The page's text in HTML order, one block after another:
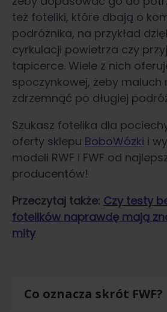
też foteliki, które dbają o
podróżnika, na przykład
cyrkulacji powietrza czy
tapicerce. Wiele z nich
spoczynkowej, żeby maluch
zdrzemnąć po długiej
Szukasz fotelika dla
oferty sklepu BoboWózki i
modeli RWF i FWF od
producentów!
Przeczytaj także: Czy testy
fotelików naprawdę mają
mity
Co oznacza skrót FWF?